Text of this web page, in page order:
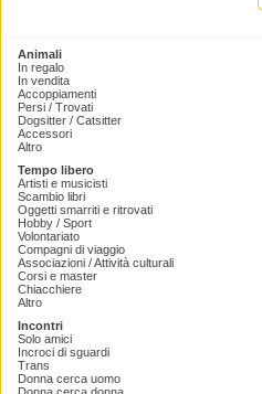
Animali
In regalo
In vendita
Accoppiamenti
Persi / Trovati
Dogsitter / Catsitter
Accessori
Altro
Tempo libero
Artisti e musicisti
Scambio libri
Oggetti smarriti e ritrovati
Hobby / Sport
Volontariato
Compagni di viaggio
Associazioni / Attività culturali
Corsi e master
Chiacchiere
Altro
Incontri
Solo amici
Incroci di sguardi
Trans
Donna cerca uomo